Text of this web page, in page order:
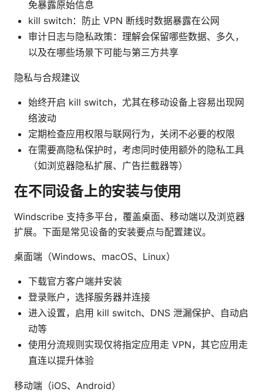
免暴露原始信息
kill switch：防止 VPN 断线时数据暴露在公网
审计日志与隐私政策：理解会保留哪些数据、多久，
以及在哪些场景下可能与第三方共享
隐私与合规建议
始终开启 kill switch，尤其在移动设备上容易出现网
络波动
定期检查应用权限与联网行为，关闭不必要的权限
在需要高隐私保护时，考虑同时使用额外的隐私工具
（如浏览器隐私扩展、广告拦截器等）
在不同设备上的安装与使用
Windscribe 支持多平台，覆盖桌面、移动端以及浏览器
扩展。下面是常见设备的安装要点与配置建议。
桌面端（Windows、macOS、Linux）
下载官方客户端并安装
登录账户，选择服务器并连接
进入设置，启用 kill switch、DNS 泄漏保护、自动启
动等
使用分流规则实现仅将指定应用走 VPN，其它应用走
直连以提升体验
移动端（iOS、Android）